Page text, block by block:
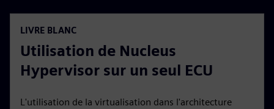
LIVRE BLANC
Utilisation de Nucleus
Hypervisor sur un seul ECU
L'utilisation de la virtualisation dans l'architecture